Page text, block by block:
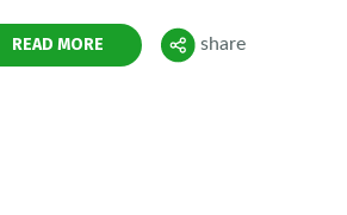
READ MORE Поделиться
share